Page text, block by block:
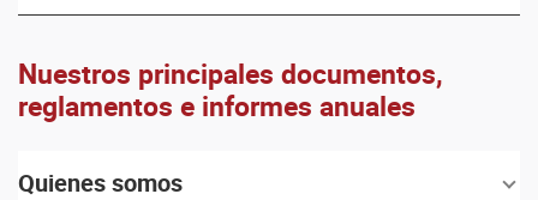
Nuestros principales documentos,
reglamentos e informes anuales
Quienes somos